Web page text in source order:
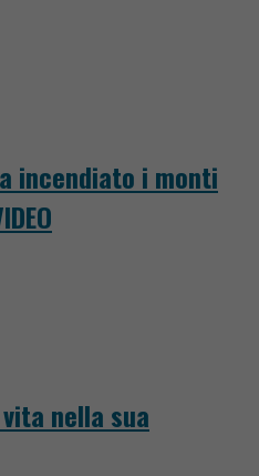
incendiato i monti
nella sua